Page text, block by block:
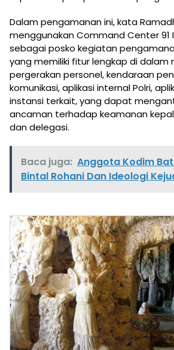
Dalam pengamanan ini, kata
menggunakan Command Center 91
sebagai posko kegiatan
yang memiliki fitur lengkap di
pergerakan personel, kendaraan
komunikasi, aplikasi internal Polri,
instansi terkait, yang dapat
ancaman terhadap keamanan
dan delegasi.
Baca juga: Anggota Kodim
Bintal Rohani Dan Ideologi